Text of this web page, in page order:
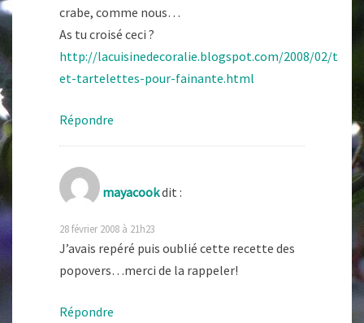
crabe, comme nous…
As tu croisé ceci ?
http://lacuisinedecoralie.blogspot.com/2008/02/tara-
et-tartelettes-pour-fainante.html
Répondre
mayacookdit :
28 février 2008 à 21h23
J’avais repéré puis oublié cette recette des
popovers…merci de la rappeler!
Répondre